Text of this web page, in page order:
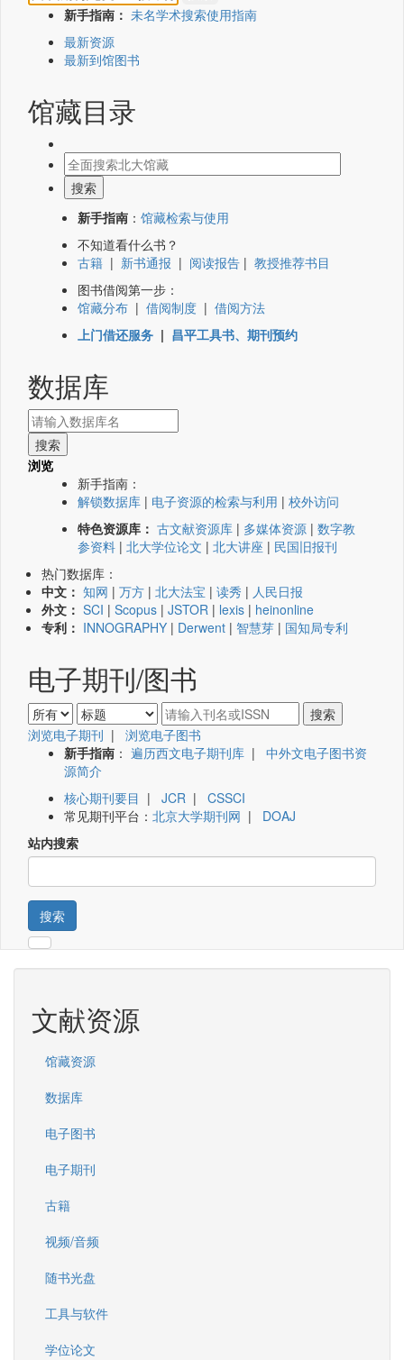
新手指南： 未名学术搜索使用指南
最新资源
最新到馆图书
馆藏目录
新手指南 ： 馆藏检索与使用
不知道看什么书？
古籍 | 新书通报 | 阅读报告 | 教授推荐书目
图书借阅第一步：
馆藏分布 | 借阅制度 | 借阅方法
上门借还服务 | 昌平工具书、期刊预约
数据库
浏览
新手指南：
解锁数据库 | 电子资源的检索与利用 | 校外访问
特色资源库： 古文献资源库 | 多媒体资源 | 数字教
参资料 | 北大学位论文 | 北大讲座 | 民国旧报刊
热门数据库：
中文： 知网 | 万方 | 北大法宝 | 读秀 | 人民日报
外文： SCI | Scopus | JSTOR | lexis | heinonline
专利： INNOGRAPHY | Derwent | 智慧芽 | 国知局专利
电子期刊/图书
浏览电子期刊 | 浏览电子图书
新手指南 ： 遍历西文电子期刊库 | 中外文电子图书资
源简介
核心期刊要目 | JCR | CSSCI
常见期刊平台： 北京大学期刊网 | DOAJ
站内搜索
搜索
文献资源
馆藏资源
数据库
电子图书
电子期刊
古籍
视频/音频
随书光盘
工具与软件
学位论文